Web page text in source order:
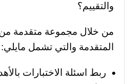
والتقييم؟
من خلال مجموعة متقدمة من
المتقدمة والتي تشمل مايلي:
ربط اسئلة الاختبارات